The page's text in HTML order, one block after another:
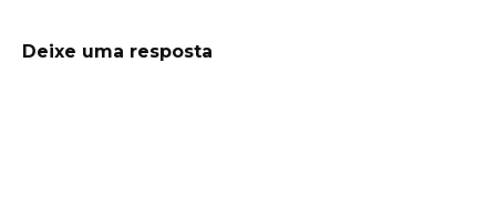
Deixe uma resposta